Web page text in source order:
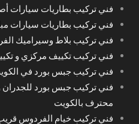
فني تركيب بطاريات سيارات
فني تركيب بطاريات سيارات
فني تركيب بلاط وسيراميك
فني تركيب تكييف مركزي و
فني تركيب جبس بورد في
فني تركيب جبس بورد
محترف بالكويت
فني تركيب خيام الفردوس